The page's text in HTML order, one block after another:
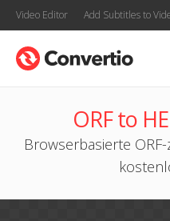
Video Editor Add Subtitles to
ORF to
Browserbasierte